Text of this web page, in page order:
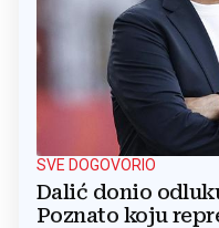
SVE DOGOVORIO
Dalić donio
Poznato koju